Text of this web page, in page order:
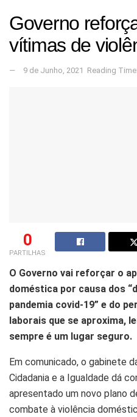
Governo
vítimas de
9 de Junho, 2021 Reading
0
PARTILHAS
O Governo vai reforçar o
doméstica por causa dos
pandemia covid-19” e do
laborais que se aproxima,
sempre é um lugar seguro.
Em comunicado, o gabinete
Cidadania e a Igualdade dá
apresentado um novo plano
combate à violência